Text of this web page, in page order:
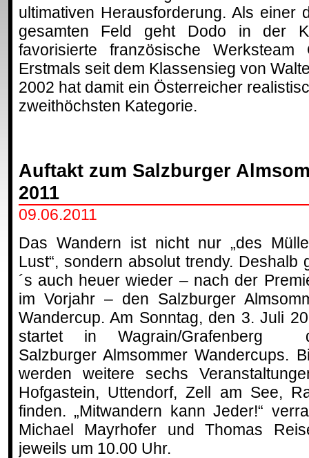
ultimativen Herausforderung. Als einer
gesamten Feld geht Dodo in der
favorisierte französische
Erstmals seit dem Klassensieg von
2002 hat damit ein Österreicher
zweithöchsten Kategorie.
Auftakt zum Salzburger
2011
09.06.2011
Das Wandern ist nicht nur „des
Lust“, sondern absolut trendy. Deshalb
´s auch heuer wieder – nach der
im Vorjahr – den Salzburger
Wandercup. Am Sonntag, den 3. Juli
startet in Wagrain/Grafenberg
Salzburger Almsommer Wandercups.
werden weitere sechs
Hofgastein, Uttendorf, Zell am See,
finden. „Mitwandern kann Jeder!“
Michael Mayrhofer und Thomas
jeweils um 10.00 Uhr.